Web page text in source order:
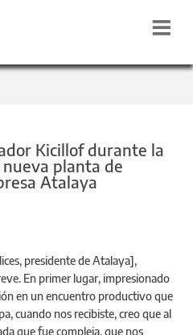
Kicillof durante la
planta de
Atalaya
presidente de Atalaya],
En primer lugar, impresionado
en un encuentro productivo que
cuando nos recibiste, creo que al
que fue compleja, que nos